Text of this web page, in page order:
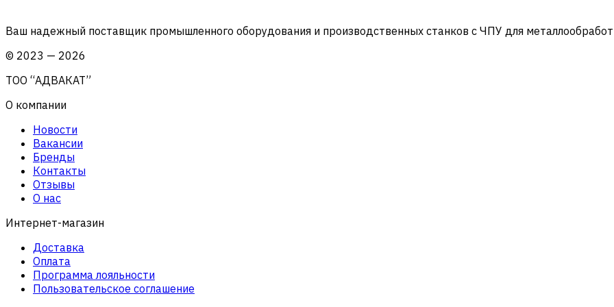
Ваш надежный поставщик промышленного оборудования и производственных станков с ЧПУ для
© 2023 — 2026
ТОО “АДВАКАТ”
О компании
Новости
Вакансии
Бренды
Контакты
Отзывы
О нас
Интернет-магазин
Доставка
Оплата
Программа лояльности
Пользовательское соглашение